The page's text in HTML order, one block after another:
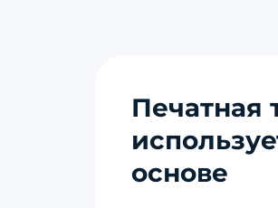
Печатная
основе